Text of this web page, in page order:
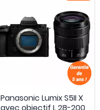
Panasonic Lumix S5II X
avec objectif L 28-200